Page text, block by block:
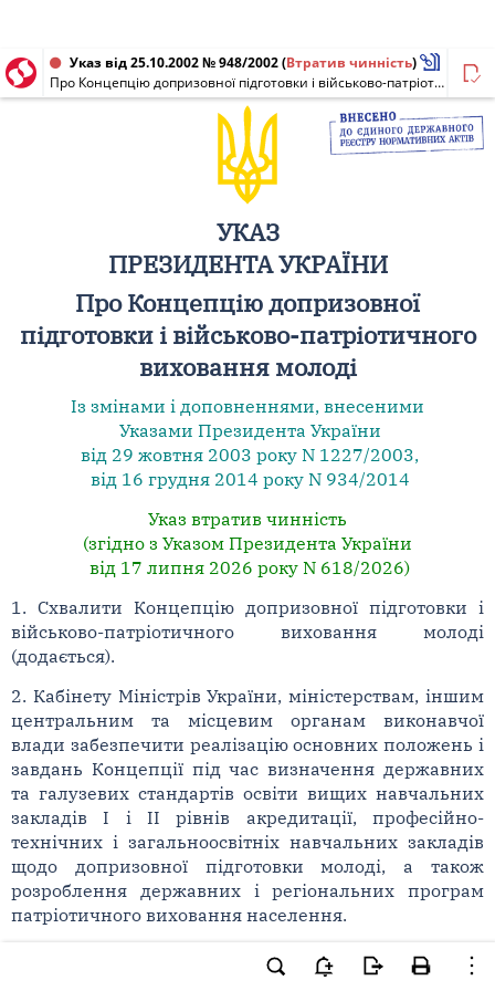
Указ від 25.10.2002 № 948/2002(Втратив чинність)
Про Концепцію допризовної підготовки і військово-патріотичного виховання молоді